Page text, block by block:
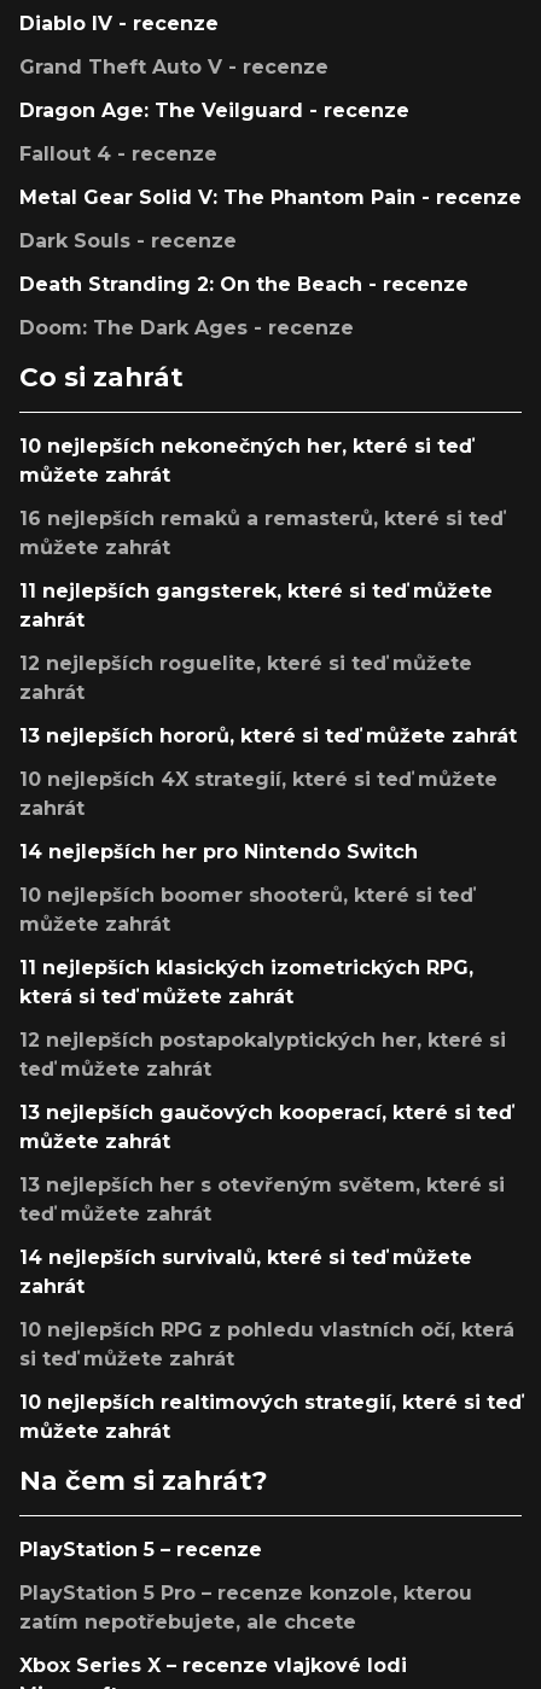
Diablo IV - recenze
Grand Theft Auto V - recenze
Dragon Age: The Veilguard - recenze
Fallout 4 - recenze
Metal Gear Solid V: The Phantom Pain - recenze
Dark Souls - recenze
Death Stranding 2: On the Beach - recenze
Doom: The Dark Ages - recenze
Co si zahrát
10 nejlepších nekonečných her, které si teď
můžete zahrát
16 nejlepších remaků a remasterů, které si teď
můžete zahrát
11 nejlepších gangsterek, které si teď můžete
zahrát
12 nejlepších roguelite, které si teď můžete
zahrát
13 nejlepších hororů, které si teď můžete zahrát
10 nejlepších 4X strategií, které si teď můžete
zahrát
14 nejlepších her pro Nintendo Switch
10 nejlepších boomer shooterů, které si teď
můžete zahrát
11 nejlepších klasických izometrických RPG,
která si teď můžete zahrát
12 nejlepších postapokalyptických her, které si
teď můžete zahrát
13 nejlepších gaučových kooperací, které si teď
můžete zahrát
13 nejlepších her s otevřeným světem, které si
teď můžete zahrát
14 nejlepších survivalů, které si teď můžete
zahrát
10 nejlepších RPG z pohledu vlastních očí, která
si teď můžete zahrát
10 nejlepších realtimových strategií, které si teď
můžete zahrát
Na čem si zahrát?
PlayStation 5 – recenze
PlayStation 5 Pro – recenze konzole, kterou
zatím nepotřebujete, ale chcete
Xbox Series X – recenze vlajkové lodi